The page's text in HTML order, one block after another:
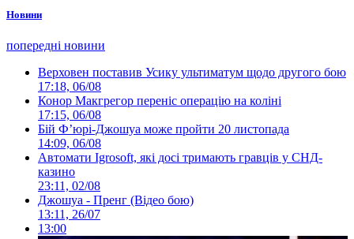
Новини
попередні новини
Верховен поставив Усику ультиматум щодо другого бою
17:18, 06/08
Конор Макгрегор переніс операцію на коліні
17:15, 06/08
Бій Ф’юрі-Джошуа може пройти 20 листопада
14:09, 06/08
Автомати Igrosoft, які досі тримають гравців у СНД-
казино
23:11, 02/08
Джошуа - Пренг (Відео бою)
13:11, 26/07
13:00